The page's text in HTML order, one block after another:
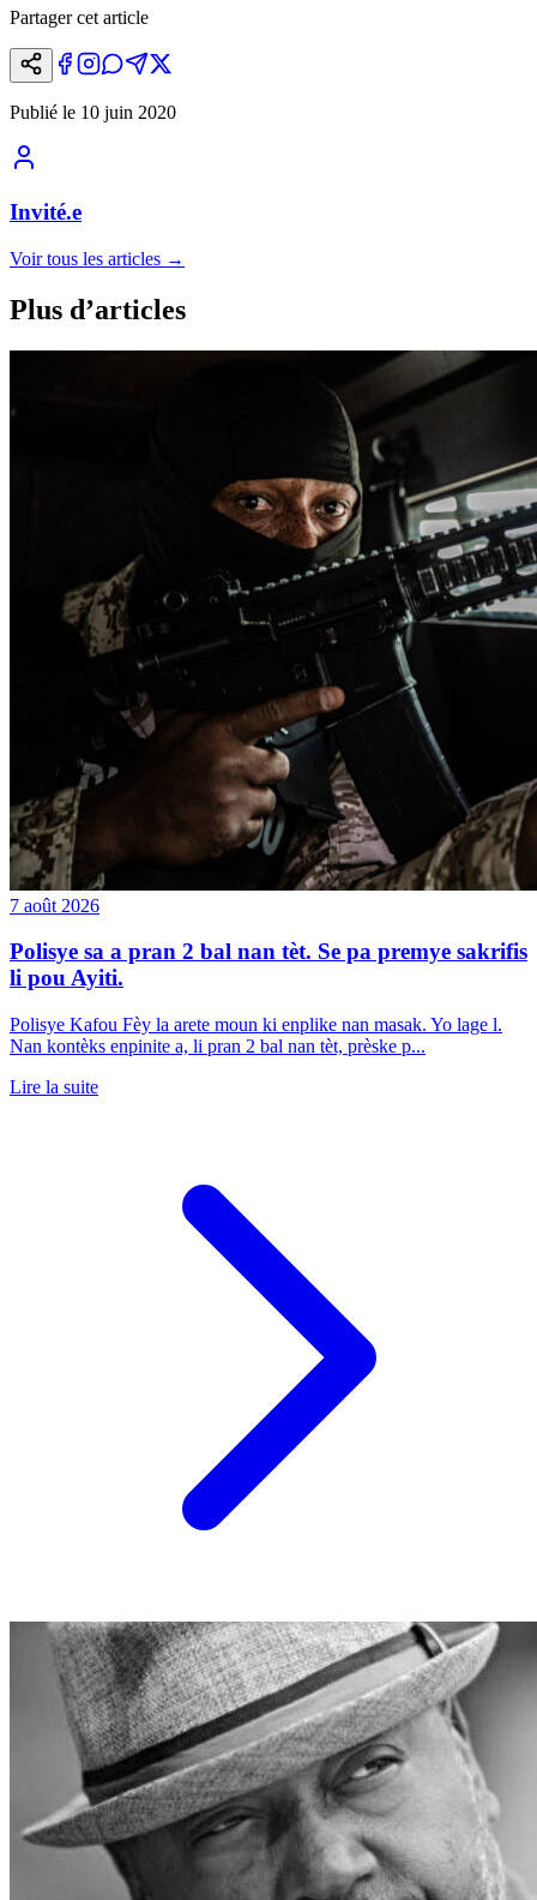
Partager cet article
Publié le 10 juin 2020
Invité.e
Voir tous les articles →
Plus d’articles
7 août 2026
Polisye sa a pran 2 bal nan tèt. Se pa premye sakrifis
li pou Ayiti.
Polisye Kafou Fèy la arete moun ki enplike nan masak. Yo lage l.
Nan kontèks enpinite a, li pran 2 bal nan tèt, prèske p...
Lire la suite